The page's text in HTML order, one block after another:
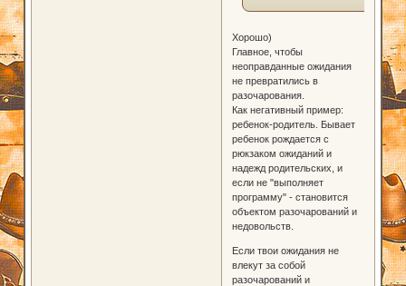
Хорошо)
Главное, чтобы
неоправданные ожидания
не превратились в
разочарования.
Как негативный пример:
ребенок-родитель. Бывает
ребенок рождается с
рюкзаком ожиданий и
надежд родительских, и
если не "выполняет
программу" - становится
объектом разочарований и
недовольств.
Если твои ожидания не
влекут за собой
разочарований и